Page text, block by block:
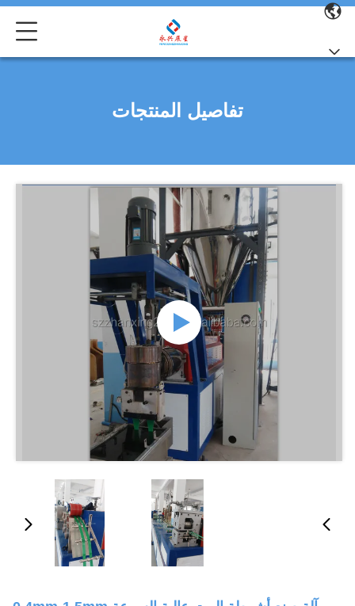
تفاصيل المنتجات